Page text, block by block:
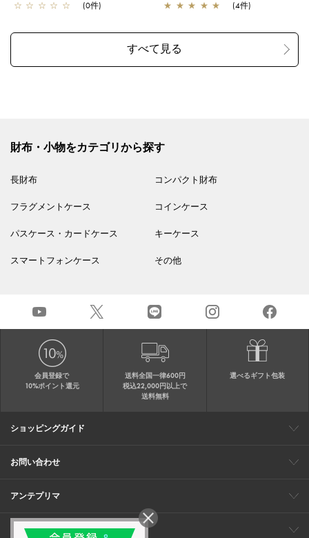
☆ ☆ ☆ ☆ ☆ (0件)
★ ★ ★ ★ ★ (4件)
財布・小物をカテゴリから探す
長財布 コンパクト財布
フラグメントケース コインケース
パスケース・カードケース キーケース
スマートフォンケース その他
会員登録で
10%ポイント還元
送料全国一律600円
税込22,000円以上で
送料無料
選べるギフト包装
ショッピングガイド
会員特典
ご購入・配送について
返品について
ギフト包装
FAQ
サイトマップ
お問い合わせ
メールでのお問い合わせ
お修理についてのお問い合わせ
0120-03-6961
アンテプリマ
ブランドサイト
ショップリスト
ワイヤーバッグについて
特集
オンラインストアニュース
コーポレート